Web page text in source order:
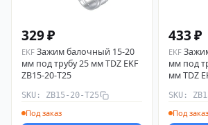
329 ₽
EKF Зажим балочный 15-20
мм под трубу 25 мм TDZ EKF
ZB15-20-T25
SKU: ZB15-20-T25
Под заказ
433 ₽
EKF
мм под
мм TDZ
SKU:
Под заказ